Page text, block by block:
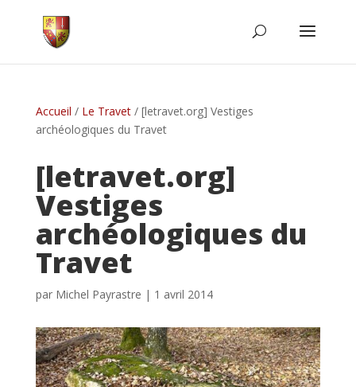
Accueil / Le Travet/ [letravet.org] Vestiges
archéologiques du Travet
[letravet.org]
Vestiges
archéologiques du
Travet
par Michel Payrastre | 1 avril 2014